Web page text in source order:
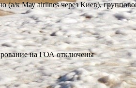
(а/к Мау airlines через Киев),
на ГОАотключены